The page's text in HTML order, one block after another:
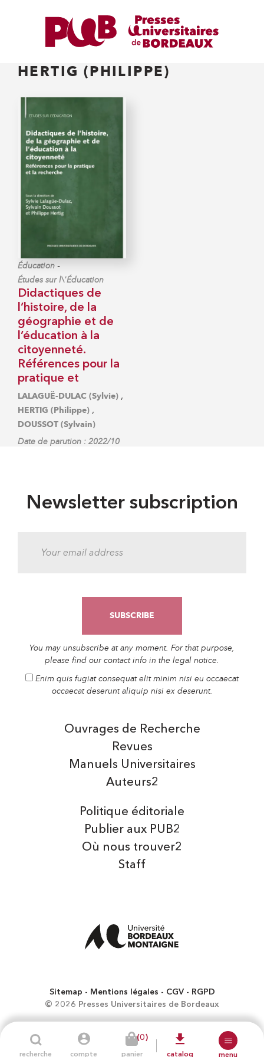
recherche compte
(0)
panier catalog menu
HERTIG (PHILIPPE)
Éducation -
Études sur l\'Éducation
Didactiques de
l’histoire, de la
géographie et de
l’éducation à la
citoyenneté.
Références pour la
pratique et
LALAGUË-DULAC (Sylvie) ,
HERTIG (Philippe) ,
DOUSSOT (Sylvain)
Date de parution : 2022/10
Newsletter subscription
You may unsubscribe at any moment. For that purpose,
please find our contact info in the legal notice.
Enim quis fugiat consequat elit minim nisi eu occaecat
occaecat deserunt aliquip nisi ex deserunt.
Auteurs2
Manuels Universitaires
Ouvrages de Recherche
Revues
Politique éditoriale
Publier aux PUB2
Où nous trouver2
Staff
Sitemap Mentions légales CGV
RGPD
© 2026 Presses Universitaires de Bordeaux